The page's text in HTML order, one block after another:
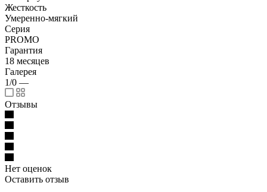
Жесткость
Умеренно-мягкий
Серия
PROMO
Гарантия
18 месяцев
Галерея
1/0 —
Отзывы
Нет оценок
Оставить отзыв